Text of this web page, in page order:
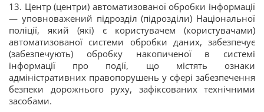
13. Центр (центри) автоматизованої обробки інформації
— уповноважений підрозділ (підрозділи) Національної
поліції, який (які) є користувачем (користувачами)
автоматизованої системи обробки даних, забезпечує
(забезпечують) обробку накопиченої в системі
інформації про події, що містять ознаки
адміністративних правопорушень у сфері забезпечення
безпеки дорожнього руху, зафіксованих технічними
засобами.